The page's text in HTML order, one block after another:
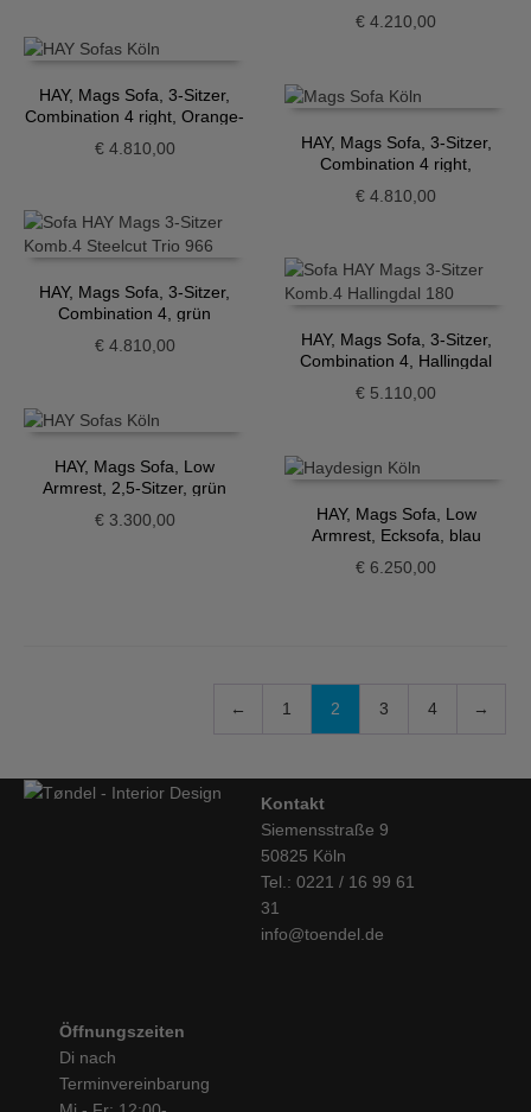
€ 4.210,00
HAY, Mags Sofa, 3-Sitzer,
Combination 4 right, Orange-
€4.810,00
HAY, Mags Sofa, 3-Sitzer,
Combination 4 right,
€ 4.810,00
HAY, Mags Sofa, 3-Sitzer,
Combination 4, grün
€4.810,00
HAY, Mags Sofa, 3-Sitzer,
Combination 4, Hallingdal
€ 5.110,00
HAY, Mags Sofa, Low
Armrest, 2,5-Sitzer, grün
€3.300,00
HAY, Mags Sofa, Low
Armrest, Ecksofa, blau
€ 6.250,00
← 1 2 3 4 →
Kontakt
Siemensstraße 9
50825 Köln
Tel.: 0221 / 16 99 61
31
info@toendel.de
Öffnungszeiten
Di nach
Terminvereinbarung